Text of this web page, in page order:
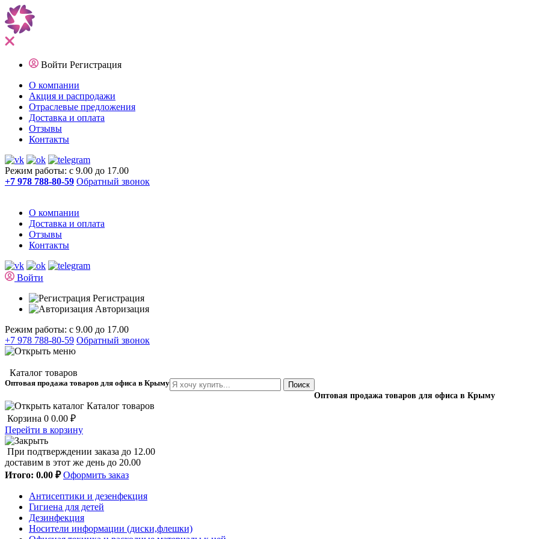
Войти Регистрация
О компании
Акция и распродажи
Отраслевые предложения
Доставка и оплата
Отзывы
Контакты
Режим работы: с 9.00 до 17.00
+7 978 788-80-59 Обратный звонок
О компании
Доставка и оплата
Отзывы
Контакты
Войти
Регистрация
Авторизация
Режим работы: с 9.00 до 17.00
+7 978 788-80-59 Обратный звонок
Каталог товаров
Оптовая продажа товаров для офиса в Крыму
Поиск
Оптовая продажа товаров для офиса в Крыму
Каталог товаров
Корзина 0 0.00 ₽
Перейти в корзину
При подтверждении заказа до 12.00
доставим в этот же день до 20.00
Итого: 0.00 ₽ Оформить заказ
Антисептики и дезенфекция
Гигиена для детей
Дезинфекция
Носители информации (диски,флешки)